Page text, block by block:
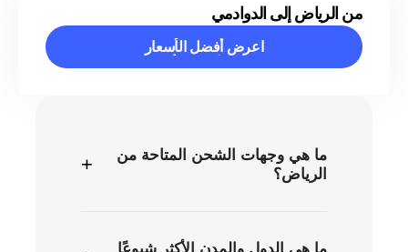
من الرياض إلى الدوادمي
اعرض أفضل الأسعار
اعرض أفضل الأسعار
ما هي وجهات الشحن المتاحة من
الرياض؟
+